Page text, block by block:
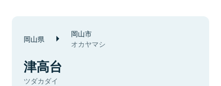
岡山県 岡山市
オカヤマシ
津高台
ツダカダイ